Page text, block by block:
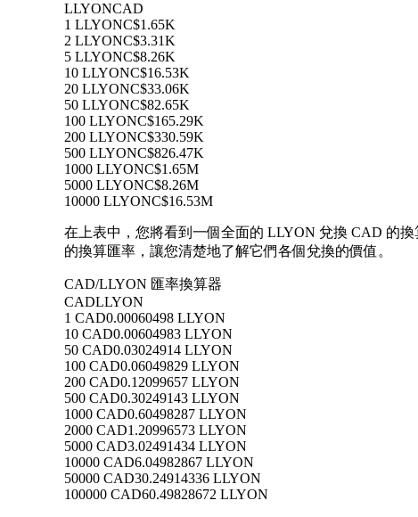
LLYONCAD
1 LLYONC$1.65K
2 LLYONC$3.31K
5 LLYONC$8.26K
10 LLYONC$16.53K
20 LLYONC$33.06K
50 LLYONC$82.65K
100 LLYONC$165.29K
200 LLYONC$330.59K
500 LLYONC$826.47K
1000 LLYONC$1.65M
5000 LLYONC$8.26M
10000 LLYONC$16.53M
在上表中，您將看到一個全面的 LLYON 兌換 CAD 的
的換算匯率，讓您清楚地了解它們各個兌換的價值。
CAD/LLYON 匯率換算器
CADLLYON
1 CAD0.00060498 LLYON
10 CAD0.00604983 LLYON
50 CAD0.03024914 LLYON
100 CAD0.06049829 LLYON
200 CAD0.12099657 LLYON
500 CAD0.30249143 LLYON
1000 CAD0.60498287 LLYON
2000 CAD1.20996573 LLYON
5000 CAD3.02491434 LLYON
10000 CAD6.04982867 LLYON
50000 CAD30.24914336 LLYON
100000 CAD60.49828672 LLYON